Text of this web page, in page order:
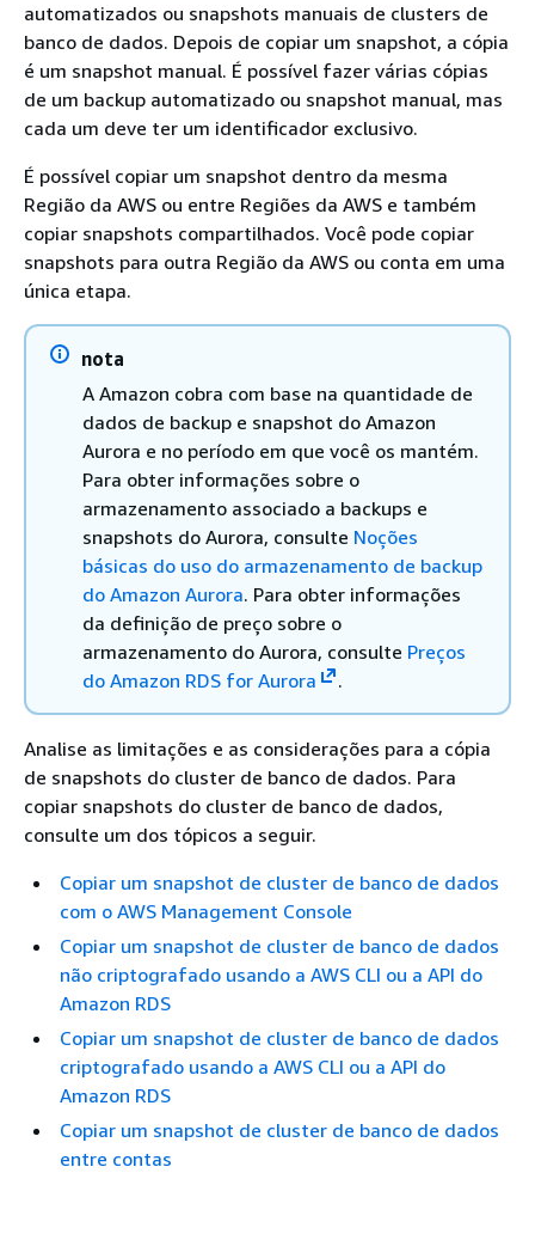
automatizados ou snapshots manuais de clusters de
banco de dados. Depois de copiar um snapshot, a cópia
é um snapshot manual. É possível fazer várias cópias
de um backup automatizado ou snapshot manual, mas
cada um deve ter um identificador exclusivo.
É possível copiar um snapshot dentro da mesma
Região da AWS ou entre Regiões da AWS e também
copiar snapshots compartilhados. Você pode copiar
snapshots para outra Região da AWS ou conta em uma
única etapa.
nota
A Amazon cobra com base na quantidade de
dados de backup e snapshot do Amazon
Aurora e no período em que você os mantém.
Para obter informações sobre o
armazenamento associado a backups e
snapshots do Aurora, consulte Noções
básicas do uso do armazenamento de backup
do Amazon Aurora. Para obter informações
da definição de preço sobre o
armazenamento do Aurora, consulte Preços
do Amazon RDS for Aurora
.
Analise as limitações e as considerações para a cópia
de snapshots do cluster de banco de dados. Para
copiar snapshots do cluster de banco de dados,
consulte um dos tópicos a seguir.
Copiar um snapshot de cluster de banco de dados
com o AWS Management Console
Copiar um snapshot de cluster de banco de dados
não criptografado usando a AWS CLI ou a API do
Amazon RDS
Copiar um snapshot de cluster de banco de dados
criptografado usando a AWS CLI ou a API do
Amazon RDS
Copiar um snapshot de cluster de banco de dados
entre contas